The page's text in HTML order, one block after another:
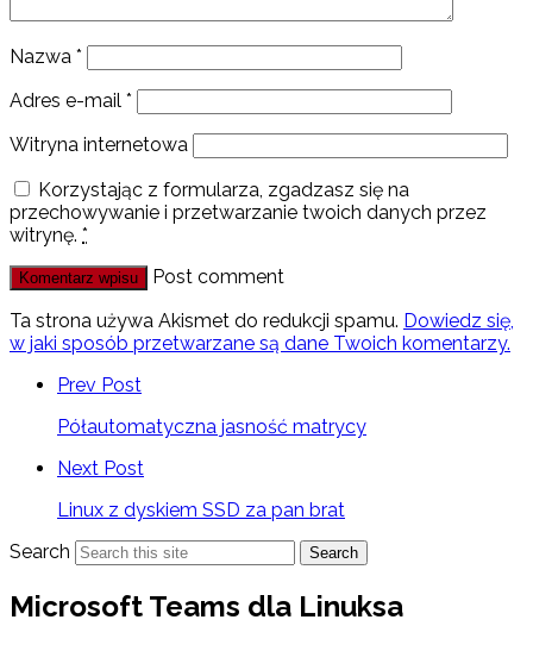
Nazwa *
Adres e-mail *
Witryna internetowa
Korzystając z formularza, zgadzasz się na
przechowywanie i przetwarzanie twoich danych przez
witrynę. *
Post comment
Ta strona używa Akismet do redukcji spamu. Dowiedz się,
w jaki sposób przetwarzane są dane Twoich komentarzy.
Prev Post
Półautomatyczna jasność matrycy
Next Post
Linux z dyskiem SSD za pan brat
Search
Search
Microsoft Teams dla Linuksa